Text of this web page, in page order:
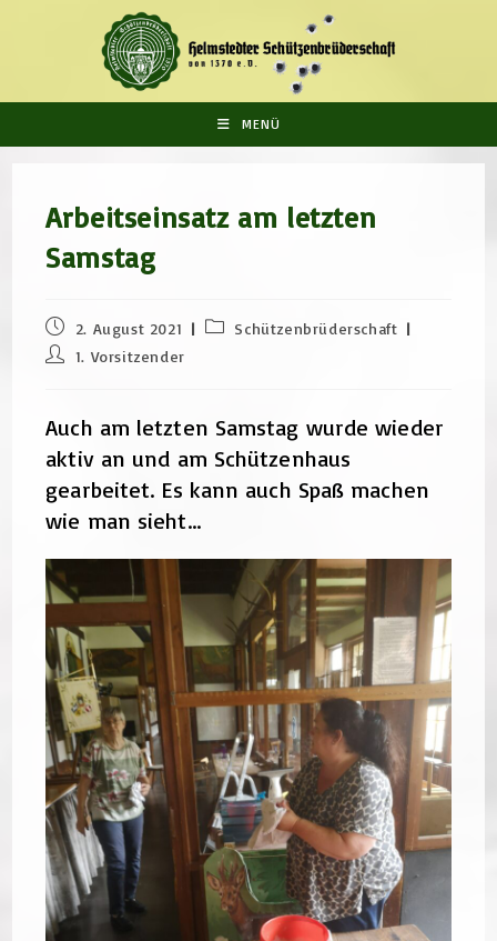
MENÜ
Arbeitseinsatz am letzten
Samstag
Beitrag
veröffentlicht:
2. August 2021
Beitrags-
Schützenbrüderschaft
Beitrags-
1. Vorsitzender
Auch am letzten Samstag wurde wieder
aktiv an und am Schützenhaus
gearbeitet. Es kann auch Spaß machen
wie man sieht…